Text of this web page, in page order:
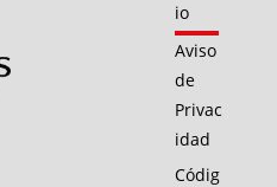
io
Aviso
de
Privac
idad
Códig